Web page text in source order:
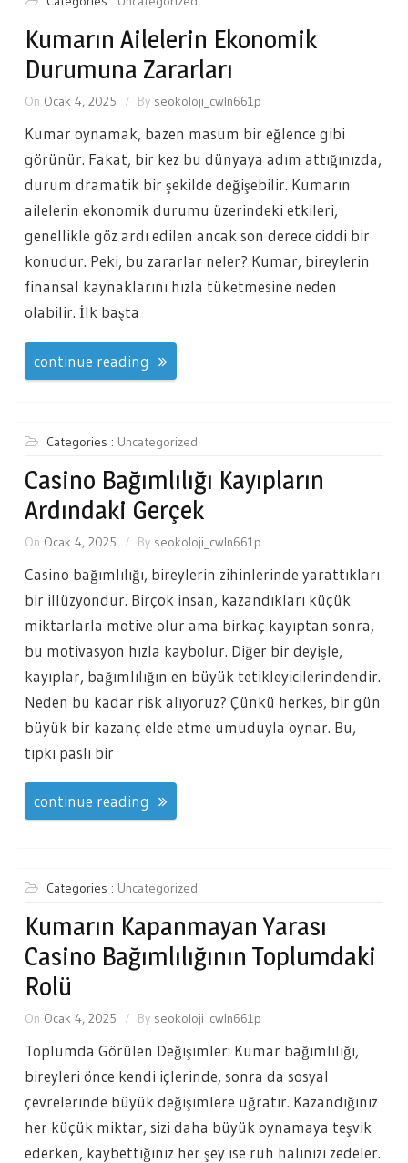
Kumarın Ailelerin Ekonomik
Durumuna Zararları
On Ocak 4, 2025 By seokoloji_cwln661p
Kumar oynamak, bazen masum bir eğlence gibi
görünür. Fakat, bir kez bu dünyaya adım attığınızda,
durum dramatik bir şekilde değişebilir. Kumarın
ailelerin ekonomik durumu üzerindeki etkileri,
genellikle göz ardı edilen ancak son derece ciddi bir
konudur. Peki, bu zararlar neler? Kumar, bireylerin
finansal kaynaklarını hızla tüketmesine neden
olabilir. İlk başta
continue reading
Categories : Uncategorized
Casino Bağımlılığı Kayıpların
Ardındaki Gerçek
On Ocak 4, 2025 By seokoloji_cwln661p
Casino bağımlılığı, bireylerin zihinlerinde yarattıkları
bir illüzyondur. Birçok insan, kazandıkları küçük
miktarlarla motive olur ama birkaç kayıptan sonra,
bu motivasyon hızla kaybolur. Diğer bir deyişle,
kayıplar, bağımlılığın en büyük tetikleyicilerindendir.
Neden bu kadar risk alıyoruz? Çünkü herkes, bir gün
büyük bir kazanç elde etme umuduyla oynar. Bu,
tıpkı paslı bir
continue reading
Categories : Uncategorized
Kumarın Kapanmayan Yarası
Casino Bağımlılığının Toplumdaki
Rolü
On Ocak 4, 2025 By seokoloji_cwln661p
Toplumda Görülen Değişimler: Kumar bağımlılığı,
bireyleri önce kendi içlerinde, sonra da sosyal
çevrelerinde büyük değişimlere uğratır. Kazandığınız
her küçük miktar, sizi daha büyük oynamaya teşvik
ederken, kaybettiğiniz her şey ise ruh halinizi zedeler.